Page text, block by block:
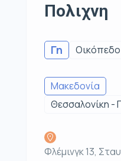
Πολιχνη
Γη Οικόπεδο
Μακεδονία
Θεσσαλονίκη -
Φλέμινγκ 13,